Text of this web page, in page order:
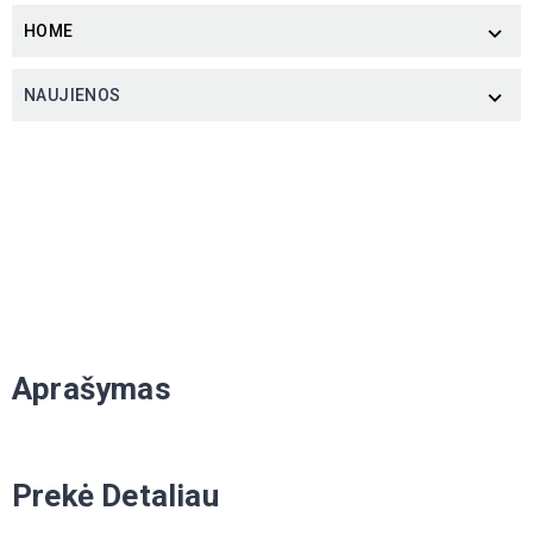
HOME 
NAUJIENOS 
Aprašymas
Prekė Detaliau